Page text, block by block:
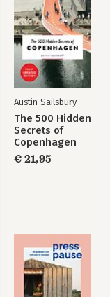
Austin Sailsbury
The 500 Hidden
Secrets of
Copenhagen
€ 21,95